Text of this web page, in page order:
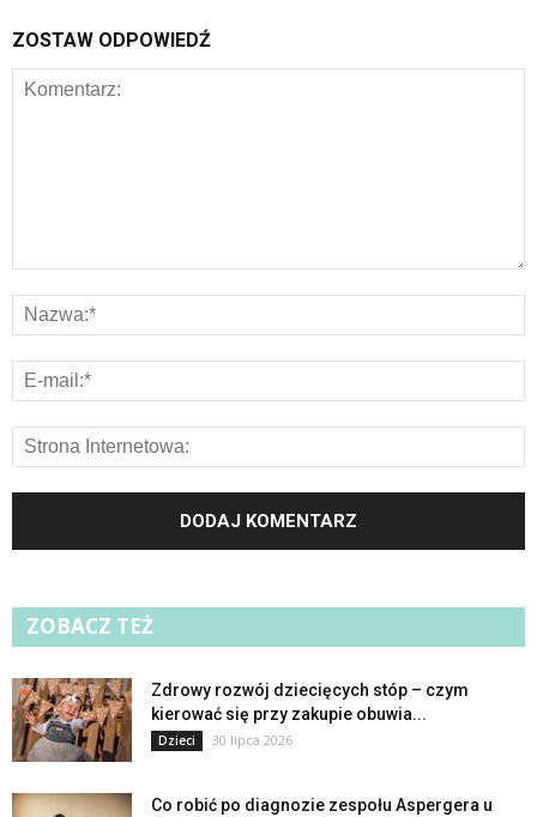
ZOSTAW ODPOWIEDŹ
ZOBACZ TEŻ
Zdrowy rozwój dziecięcych stóp – czym
kierować się przy zakupie obuwia...
Dzieci 30 lipca 2026
Co robić po diagnozie zespołu Aspergera u